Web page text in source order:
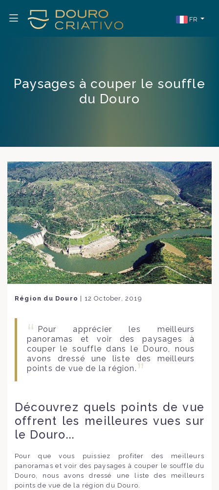
FR
Paysages à couper le souffle
du Douro
Région du Douro | 12 October, 2019
Pour apprécier les meilleurs
panoramas et voir des paysages à
couper le souffle dans le Douro, nous
avons dressé une liste des meilleurs
points de vue de la région.
Découvrez quels points de vue
offrent les meilleures vues sur
le Douro...
Pour que vous puissiez profiter des meilleurs
panoramas et voir des paysages à couper le souffle du
Douro, nous avons dressé une liste des meilleurs
points de vue de la région du Douro.